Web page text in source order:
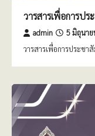
วารสารเพื่อการป
admin 5 มิถุนา
วารสารเพื่อการประช